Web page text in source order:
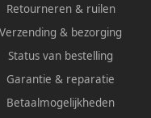
Retourneren & ruilen
Verzending & bezorging
Status van bestelling
Garantie & reparatie
Betaalmogelijkheden